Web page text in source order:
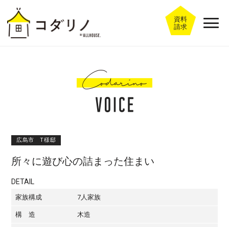
資料
請求
広島市 T様邸
所々に遊び心の詰まった住まい
DETAIL
家族構成 7人家族
構 造 木造